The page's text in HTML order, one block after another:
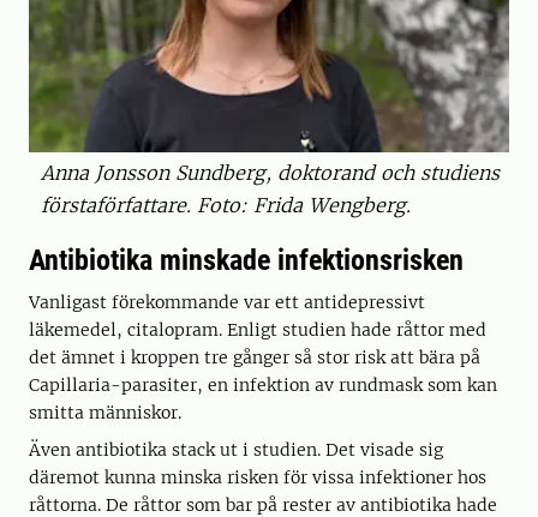
Anna Jonsson Sundberg, doktorand och studiens
förstaförfattare. Foto: Frida Wengberg.
Antibiotika minskade infektionsrisken
Vanligast förekommande var ett antidepressivt
läkemedel, citalopram. Enligt studien hade råttor med
det ämnet i kroppen tre gånger så stor risk att bära på
Capillaria-parasiter, en infektion av rundmask som kan
smitta människor.
Även antibiotika stack ut i studien. Det visade sig
däremot kunna minska risken för vissa infektioner hos
råttorna. De råttor som bar på rester av antibiotika hade